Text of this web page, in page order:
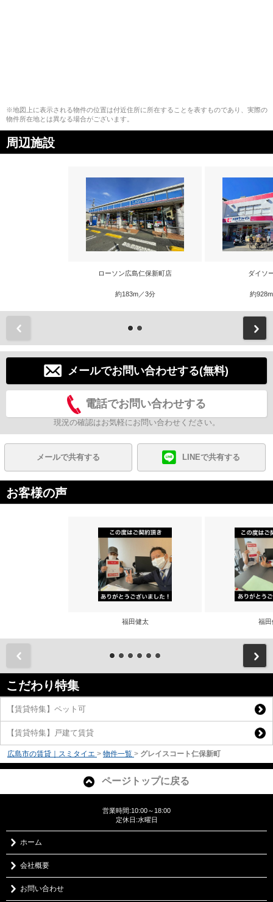
※地図上に表示される物件の位置は付近住所に所在することを表すものであり、実際の
物件所在地とは異なる場合がございます。
周辺施設
ローソン広島仁保新町店
約183m／3分
ダイソ
約
メールでお問い合わせする(無料)
電話でお問い合わせする
現況の確認はお気軽にお問い合わせください。
メールで共有する LINEで共有する
お客様の声
福田健太 福田
こだわり特集
【賃貸特集】ペット可
【賃貸特集】戸建て賃貸
広島市の賃貸｜スミタイエ > 物件一覧 > グレイスコート仁保新町
ページトップに戻る
営業時間:10:00～18:00
定休日:水曜日
ホーム
会社概要
お問い合わせ